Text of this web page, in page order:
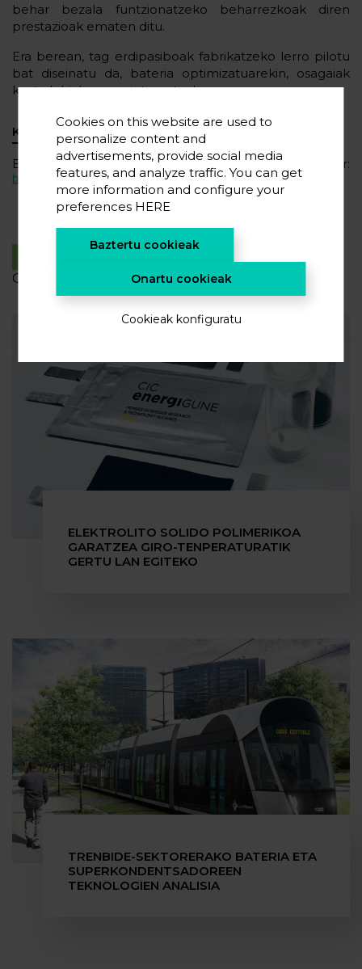
behar bezala funtzionatzeko beharrezkoak diren
prestazioak ematen ditu.
Era berean, tag erdipasiboak fabrikatzeko lerro pilotu
bat diseinatu da, bateria optimizatuarekin, osagaiak
kostu lehiakorrean integratzeko.
KONTAKTUA
Business Development Manager:
businessdev@cicenergigune.com
GEHIAGO
ELEKTROLITO SOLIDO POLIMERIKOA
GARATZEA GIRO-TENPERATURATIK
GERTU LAN EGITEKO
TRENBIDE-SEKTORERAKO BATERIA ETA
SUPERKONDEN­TSADOREEN
TEKNOLOGIEN ANALISIA
Cookies on this website are used to
personalize content and
advertisements, provide social media
features, and analyze traffic. You can get
more information and configure your
preferences HERE
Baztertu cookieak
Onartu cookieak
Cookieak konfiguratu